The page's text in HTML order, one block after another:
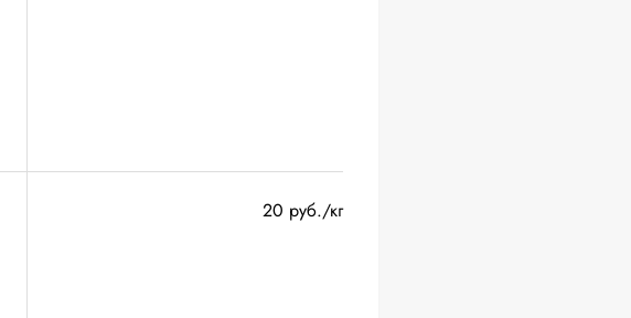
20 руб./кг